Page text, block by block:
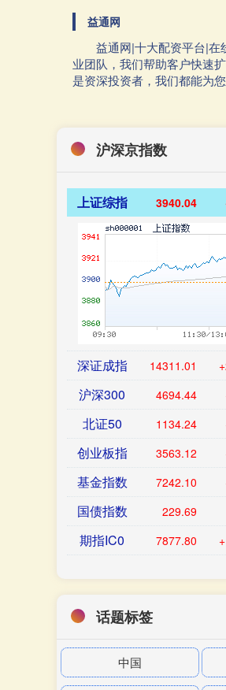
益通网
益通网|十大配资平台|在
业团队，我们帮助客户快速
是资深投资者，我们都能为
沪深京指数
上证综指 3940.04
深证成指 14311.01
沪深300 4694.44
北证50 1134.24
创业板指 3563.12
基金指数 7242.10
国债指数 229.69
期指IC0 7877.80
话题标签
中国